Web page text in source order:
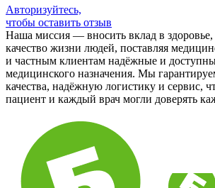
Авторизуйтесь,
чтобы оставить отзыв
Наша миссия — вносить вклад в здоровье,
качество жизни людей, поставляя
и частным клиентам надёжные и
медицинского назначения. Мы
качества, надёжную логистику и сервис,
пациент и каждый врач могли доверять